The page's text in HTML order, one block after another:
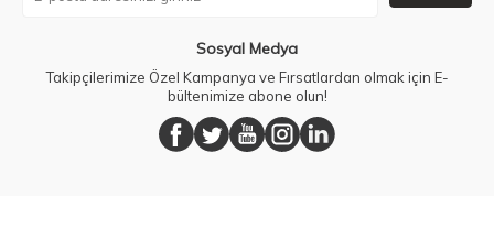
Sosyal Medya
Takipçilerimize Özel Kampanya ve Fırsatlardan olmak için E-
bültenimize abone olun!